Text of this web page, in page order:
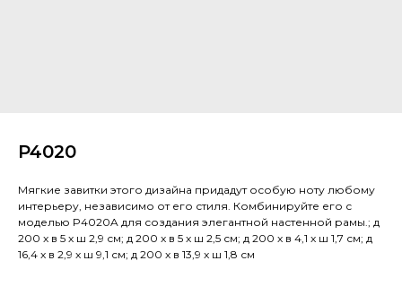
P4020
Мягкие завитки этого дизайна придадут особую ноту любому
интерьеру, независимо от его стиля. Комбинируйте его с
моделью P4020A для создания элегантной настенной рамы.; д
200 x в 5 x ш 2,9 см; д 200 x в 5 x ш 2,5 см; д 200 x в 4,1 x ш 1,7 см; д
16,4 x в 2,9 x ш 9,1 см; д 200 x в 13,9 x ш 1,8 см